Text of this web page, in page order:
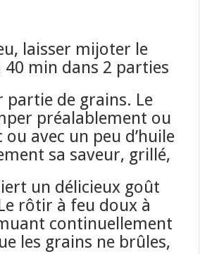
laisser mijoter le
40 min dans 2 parties
partie de grains. Le
préalablement ou
ou avec un peu d’huile
sa saveur, grillé,
un délicieux goût
rôtir à feu doux à
continuellement
les grains ne brûles,